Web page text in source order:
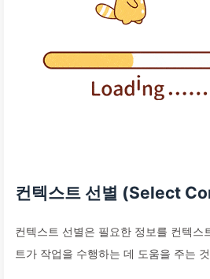
컨텍스트 선별 (Select
컨텍스트 선별은 필요한 정보를 컨텍스
트가 작업을 수행하는 데 도움을 주는